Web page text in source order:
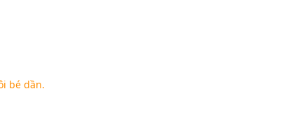
bé dần.